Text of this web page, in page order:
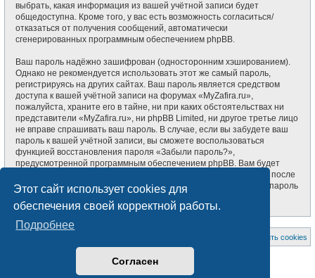
Этот сайт использует cookies для
обеспечения своей корректной работы.
Подробнее
Согласен
выбрать, какая информация из вашей учётной записи будет
общедоступна. Кроме того, у вас есть возможность согласиться/
отказаться от получения сообщений, автоматически
сгенерированных программным обеспечением phpBB.
Ваш пароль надёжно зашифрован (односторонним хэшированием).
Однако не рекомендуется использовать этот же самый пароль,
регистрируясь на других сайтах. Ваш пароль является средством
доступа к вашей учётной записи на форумах «MyZafira.ru»,
пожалуйста, храните его в тайне, ни при каких обстоятельствах ни
представители «MyZafira.ru», ни phpBB Limited, ни другое третье лицо
не вправе спрашивать ваш пароль. В случае, если вы забудете ваш
пароль к вашей учётной записи, вы сможете воспользоваться
функцией восстановления пароля «Забыли пароль?»,
предусмотренной программным обеспечением phpBB. Вам будет
необходимо ввести ваше имя пользователя и ваш адрес email, после
чего программное обеспечение phpBB сгенерирует вам новый пароль
для вашей учётной записи.
Удалить cookies
Создано на основе